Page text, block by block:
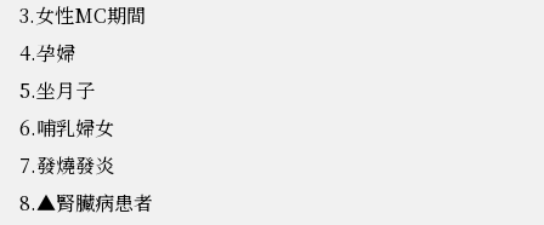
3.女性MC期間
4.孕婦
5.坐月子
6.哺乳婦女
7.發燒發炎
8.▲腎臟病患者